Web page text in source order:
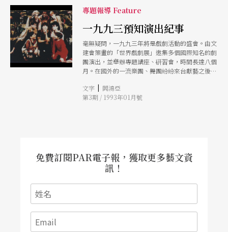
收集品；那被神化過的眼睛，如今自己掛在車窗上
每天看著時移世易的古都，看著小市民的價値感失
落了又失落。 芸芸衆生説不眞切自己的感受，把
一個個荒誕劇搬上舞台因此是一種代言的方式；把
一個如今不知是該畏該敬還是該恨的芻像當成裝飾
品掛在車窗上是另一種代言的方式。 需要代言，
便是表演的起源。代言而逼近眞相，是爲寫實；代
言而意在言外，是爲象徵；代言而無言，是爲樂是
誕代言的諸多面目，經過無數琢磨、提昇、整合，
呈現了被認可的意義和美感時，便有了表演的藝
過偶爾的模擬虛無失落的聲音；對形式的興趣整體
上也大過内涵和語言。或者可以説，我們的劇場還
在「點子」多過「底子」的階段，對社會現象的觀
專題報導 Feature
一九九三預知演出紀事
毫無疑問，一九九三年將是戲劇活動的盛會。由文
建會策畫的「世界戲劇展」邀集多個國際知名的劇
團演出，並舉辦專題講座、硏習會，時間長達八個
月。在國外的一流樂團、舞團紛紛來台獻藝之後，
面介紹一至六月的劇場精華： 「世界戲劇展」好
戲連台 在六個外來團體中，首先登場的高爾基劇
是一次領略眞正寫實魅力的機會。 皇家莎士比亞
劇團演出的錄影帶曾經多次在國內電視台播放，早
已在塑造國人對古典莎劇表演的「定見」。這次他
文字 | 閻鴻亞
第3期 / 1993年01月號
免費訂閱PAR電子報，獲取更多藝文資
訊！